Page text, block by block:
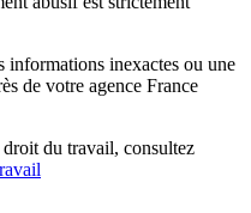
informations inexactes ou une
de votre agence France
droit du travail, consultez